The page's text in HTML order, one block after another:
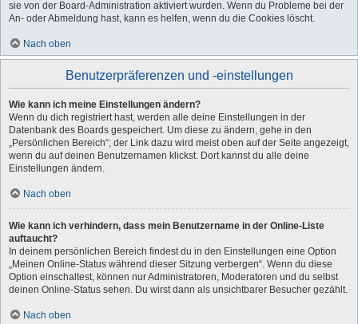
sie von der Board-Administration aktiviert wurden. Wenn du Probleme bei der
An- oder Abmeldung hast, kann es helfen, wenn du die Cookies löscht.
Nach oben
Benutzerpräferenzen und -einstellungen
Wie kann ich meine Einstellungen ändern?
Wenn du dich registriert hast, werden alle deine Einstellungen in der
Datenbank des Boards gespeichert. Um diese zu ändern, gehe in den
„Persönlichen Bereich“; der Link dazu wird meist oben auf der Seite angezeigt,
wenn du auf deinen Benutzernamen klickst. Dort kannst du alle deine
Einstellungen ändern.
Nach oben
Wie kann ich verhindern, dass mein Benutzername in der Online-Liste
auftaucht?
In deinem persönlichen Bereich findest du in den Einstellungen eine Option
„Meinen Online-Status während dieser Sitzung verbergen“. Wenn du diese
Option einschaltest, können nur Administratoren, Moderatoren und du selbst
deinen Online-Status sehen. Du wirst dann als unsichtbarer Besucher gezählt.
Nach oben